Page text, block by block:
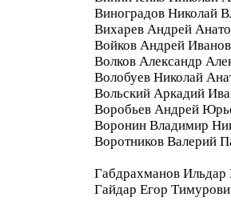
Виноградов Николай
Вихарев Андрей
Войков Андрей
Волков Александр
Волобуев Николай
Вольский Аркадий
Воробьев Андрей
Воронин Владимир
Воротников Валерий
Габдрахманов Ильдар
Гайдар Егор